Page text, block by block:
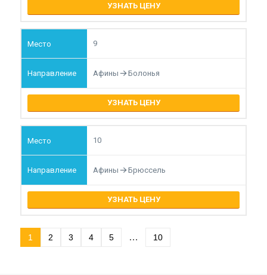
УЗНАТЬ ЦЕНУ
9
Афины Болонья
УЗНАТЬ ЦЕНУ
10
Афины Брюссель
УЗНАТЬ ЦЕНУ
1 2 3 4 5 … 10